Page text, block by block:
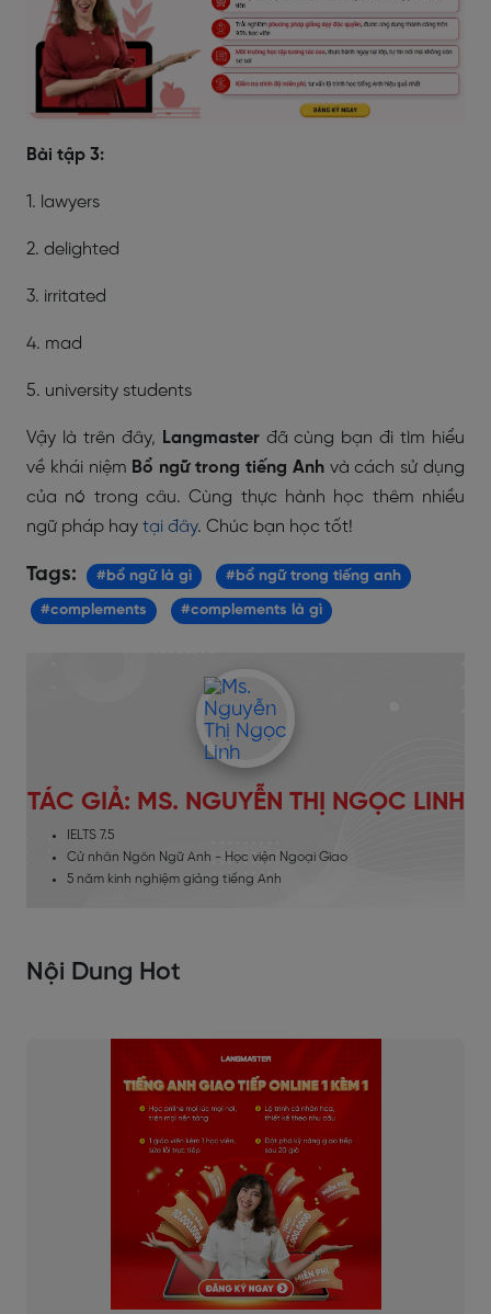
Bài tập 3:
1. lawyers
2. delighted
3. irritated
4. mad
5. university students
Vậy là trên đây, Langmaster đã cùng bạn đi tìm hiểu
về khái niệm Bổ ngữ trong tiếng Anhvà cách sử dụng
của nó trong câu. Cùng thực hành học thêm nhiều
ngữ pháp hay tại đây. Chúc bạn học tốt!
Tags: #bổ ngữ là gì #bổ ngữ trong tiếng anh
#complements #complements là gì
TÁC GIẢ: MS. NGUYỄN THỊ NGỌC LINH
IELTS 7.5
Cử nhân Ngôn Ngữ Anh - Học viện Ngoại Giao
5 năm kinh nghiệm giảng tiếng Anh
Nội Dung Hot